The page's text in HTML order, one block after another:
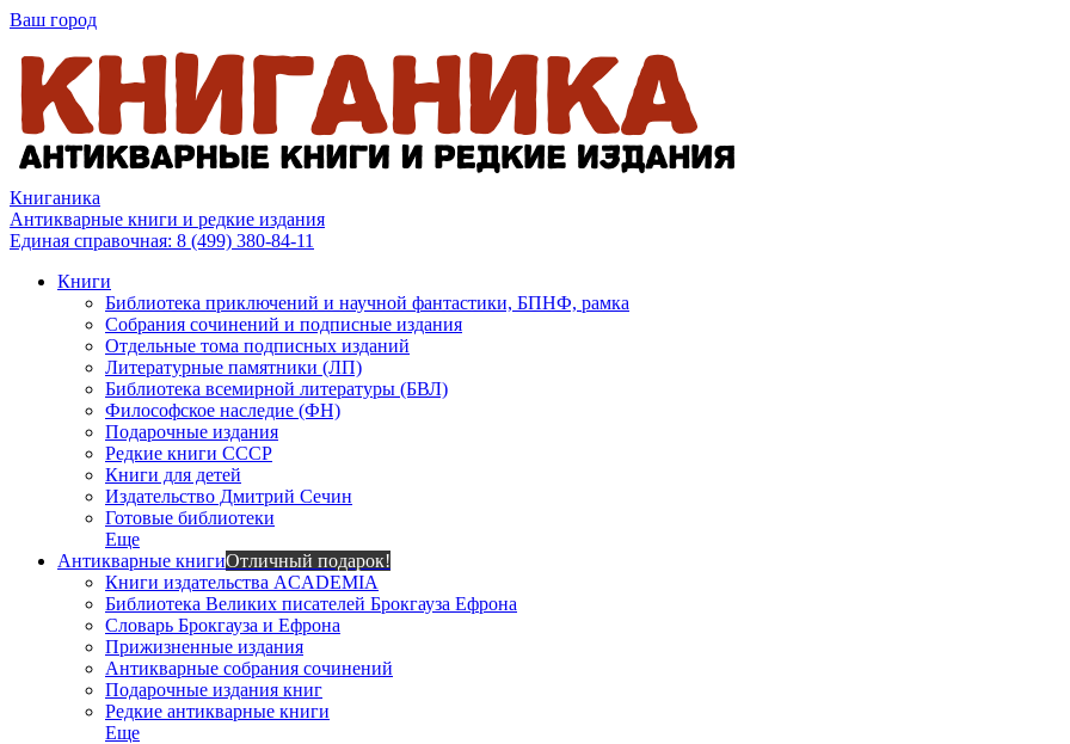
Ваш город
Книганика
Антикварные книги и редкие издания
Единая справочная: 8 (499) 380-84-11
Книги
Библиотека приключений и научной фантастики, БПНФ, рамка
Собрания сочинений и подписные издания
Отдельные тома подписных изданий
Литературные памятники (ЛП)
Библиотека всемирной литературы (БВЛ)
Философское наследие (ФН)
Подарочные издания
Редкие книги СССР
Книги для детей
Издательство Дмитрий Сечин
Готовые библиотеки
Еще
Антикварные книгиОтличный подарок!
Книги издательства ACADEMIA
Библиотека Великих писателей Брокгауза Ефрона
Словарь Брокгауза и Ефрона
Прижизненные издания
Антикварные собрания сочинений
Подарочные издания книг
Редкие антикварные книги
Еще